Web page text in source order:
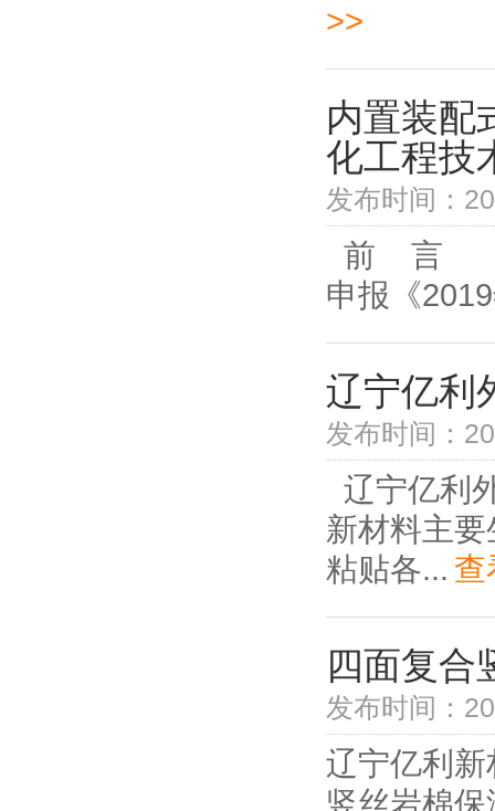
>>
内置装配
化工程技
发布时间：
前 言 本
申报《
辽宁亿利
发布时间：
辽宁亿利
新材料主
粘贴各... 查
四面复合
发布时间：
辽宁亿利
竖丝岩棉